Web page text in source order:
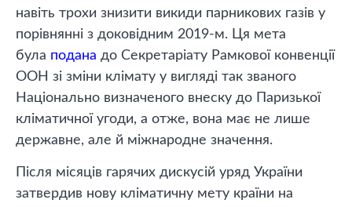
навіть трохи знизити викиди парникових газів у
порівнянні з доковідним 2019-м. Ця мета
була подана до Секретаріату Рамкової конвенції
ООН зі зміни клімату у вигляді так званого
Національно визначеного внеску до Паризької
кліматичної угоди, а отже, вона має не лише
державне, але й міжнародне значення.
Після місяців гарячих дискусій уряд України
затвердив нову кліматичну мету країни на